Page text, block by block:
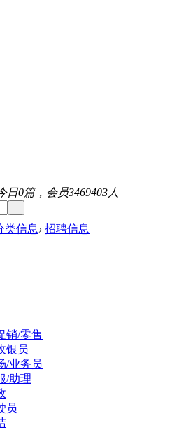
日0篇，会员3469403人
类信息› 招聘信息
销/零售
银员
/业务员
/助理
员